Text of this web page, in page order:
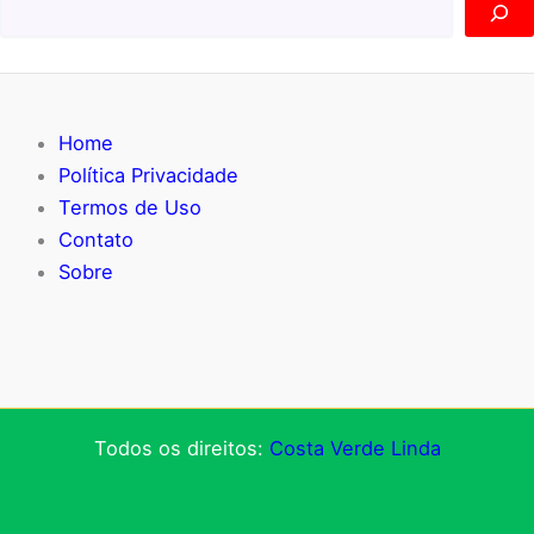
Home
Política Privacidade
Termos de Uso
Contato
Sobre
Todos os direitos: Costa Verde Linda